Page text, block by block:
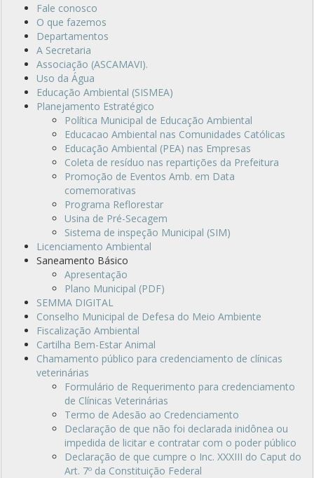
Fale conosco
O que fazemos
Departamentos
A Secretaria
Associação (ASCAMAVI).
Uso da Água
Educação Ambiental (SISMEA)
Planejamento Estratégico
Política Municipal de Educação Ambiental
Educacao Ambiental nas Comunidades Católicas
Educação Ambiental (PEA) nas Empresas
Coleta de resíduo nas repartições da Prefeitura
Promoção de Eventos Amb. em Data
comemorativas
Programa Reflorestar
Usina de Pré-Secagem
Sistema de inspeção Municipal (SIM)
Licenciamento Ambiental
Saneamento Básico
Apresentação
Plano Municipal (PDF)
SEMMA DIGITAL
Conselho Municipal de Defesa do Meio Ambiente
Fiscalização Ambiental
Cartilha Bem-Estar Animal
Chamamento público para credenciamento de clínicas
veterinárias
Formulário de Requerimento para credenciamento
de Clínicas Veterinárias
Termo de Adesão ao Credenciamento
Declaração de que não foi declarada inidônea ou
impedida de licitar e contratar com o poder público
Declaração de que cumpre o Inc. XXXIII do Caput do
Art. 7º da Constituição Federal